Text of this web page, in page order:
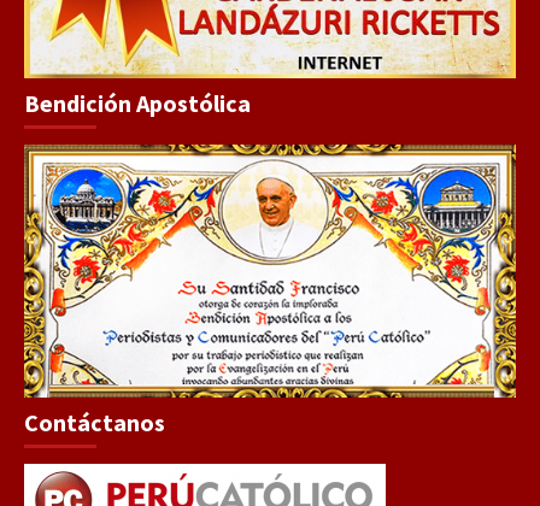
Bendición Apostólica
Contáctanos